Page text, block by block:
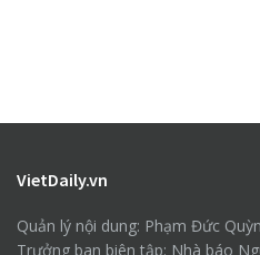
VietDaily.vn
Quản lý nội dung: Phạm Đức
Trưởng ban biên tập: Nhà báo